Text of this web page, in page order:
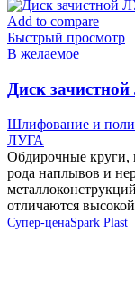
Add to compare
Быстрый просмотр
В желаемое
Диск
Шлифование и
ЛУГА
Обдирочные круги,
рода наплывов и
отличаются высокой
Супер-ценаSpark Plast